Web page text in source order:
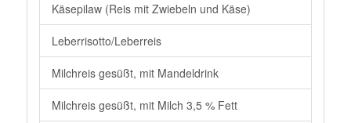
Käsepilaw (Reis mit Zwiebeln und Käse)
Leberrisotto/Leberreis
Milchreis gesüßt, mit Mandeldrink
Milchreis gesüßt, mit Milch 3,5 % Fett